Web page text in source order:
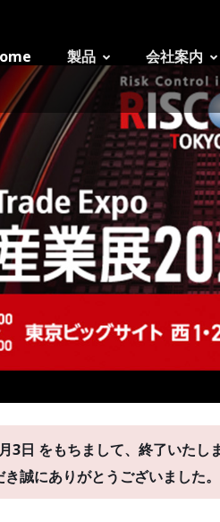
製品 会社案内
3日 をもちまして、終了いたし
誠にありがとうございました。